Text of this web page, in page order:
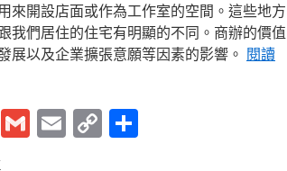
來開設店面或作為工作室的空間。這些地方
我們居住的住宅有明顯的不同。商辦的價值
展以及企業擴張意願等因素的影響。 閱讀
Pinterest
GmailEmail
Copy